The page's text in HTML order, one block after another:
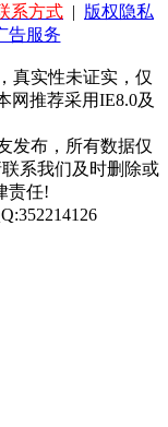
系方式 | 版权隐私
告服务
真实性未证实，仅
网推荐采用IE8.0及
发布，所有数据仅
系我们及时删除或
责任!